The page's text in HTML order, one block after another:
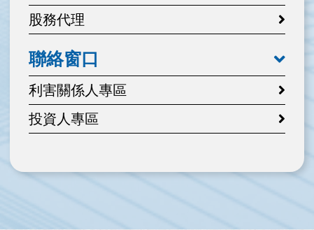
股務代理
聯絡窗口
利害關係人專區
投資人專區